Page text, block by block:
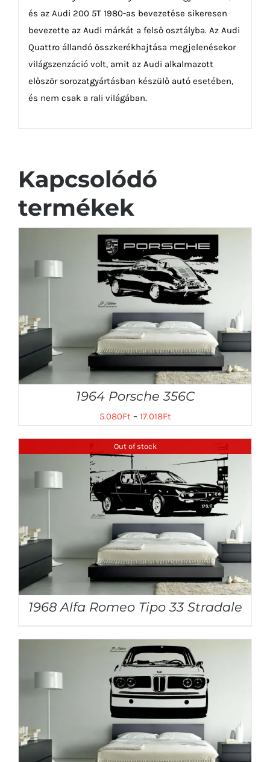
és az Audi 200 5T 1980-as bevezetése sikeresen
bevezette az Audi márkát a felső osztályba. Az Audi
Quattro állandó összkerékhajtása megjelenésekor
világszenzáció volt, amit az Audi alkalmazott
először sorozatgyártásban készülő autó esetében,
és nem csak a rali világában.
Kapcsolódó
termékek
1964 Porsche 356C
5.080Ft– 17.018Ft
Out of stock
1968 Alfa Romeo Tipo 33 Stradale